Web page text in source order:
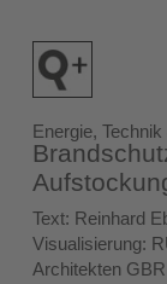
Energie,
Text: Reinhard
Visualisierung:
Architekten GBR